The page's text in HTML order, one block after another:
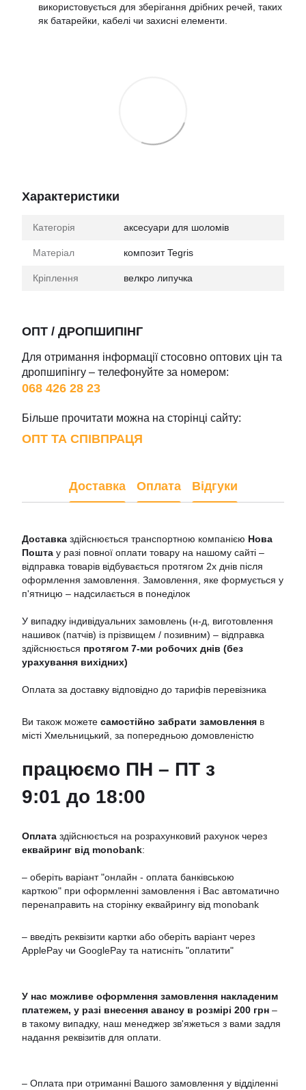
використовується для зберігання дрібних речей, таких
як батарейки, кабелі чи захисні елементи.
Характеристики
Категорія аксесуари для шоломів
Матеріал композит Tegris
Кріплення велкро липучка
ОПТ / ДРОПШИПІНГ
Для отримання інформації стосовно оптових цін та
дропшипінгу – телефонуйте за номером:
068 426 28 23
Більше прочитати можна на сторінці сайту:
ОПТ ТА СПІВПРАЦЯ
Доставка Оплата Відгуки
Доставка здійснюється транспортною компанією Нова
Пошта у разі повної оплати товару на нашому сайті –
відправка товарів відбувається протягом 2х днів після
оформлення замовлення. Замовлення, яке формується у
п'ятницю – надсилається в понеділок
У випадку індивідуальних замовлень (н-д, виготовлення
нашивок (патчів) із прізвищем / позивним) – відправка
здійснюється протягом 7-ми робочих днів (без
урахування вихідних)
Оплата за доставку відповідно до тарифів перевізника
Ви також можете самостійно забрати замовлення в
місті Хмельницький, за попередньою домовленістю
працюємо ПН – ПТ з
9:01 до 18:00
Оплата здійснюється на розрахунковий рахунок через
еквайринг від monobank:
– оберіть варіант "онлайн - оплата банківською
карткою" при оформленні замовлення і Вас автоматично
перенаправить на сторінку еквайрингу від monobank
– введіть реквізити картки або оберіть варіант через
ApplePay чи GooglePay та натисніть "оплатити"
У нас можливе оформлення замовлення накладеним
платежем, у разі внесення авансу в розмірі 200 грн –
в такому випадку, наш менеджер зв'яжеться з вами задля
надання реквізитів для оплати.
– Оплата при отриманні Вашого замовлення у відділенні